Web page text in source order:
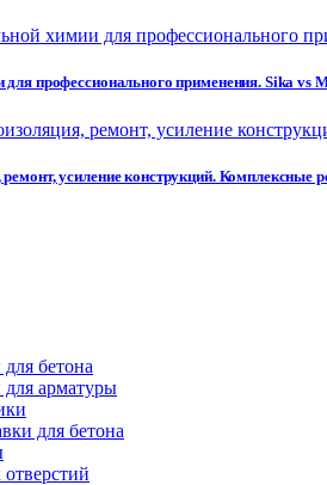
профессионального применения. Sika vs
усиление конструкций. Комплексные
бетона
арматуры
для бетона